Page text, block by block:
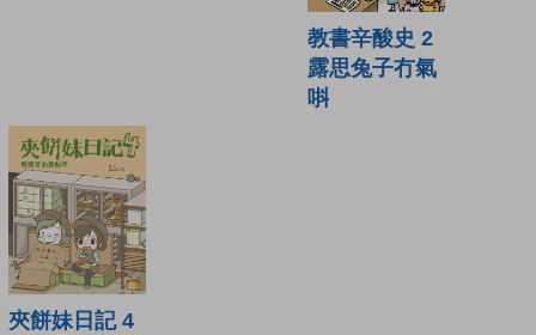
教書辛酸史 2
露思兔子冇氣
唞
夾餅妹日記 4